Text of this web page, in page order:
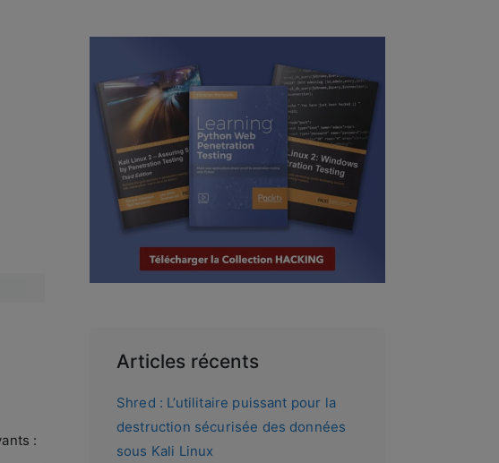
:
Articles récents
Shred : L’utilitaire puissant pour la
destruction sécurisée des données
sous Kali Linux